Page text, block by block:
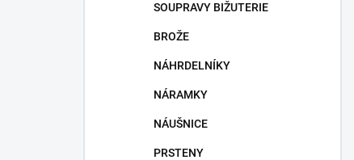
SOUPRAVY BIŽUTERIE
BROŽE
NÁHRDELNÍKY
NÁRAMKY
NÁUŠNICE
PRSTENY